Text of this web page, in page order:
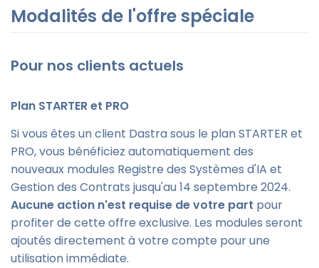
Modalités de l'offre spéciale
Pour nos clients actuels
Plan STARTER et PRO
Si vous êtes un client Dastra sous le plan STARTER et
PRO, vous bénéficiez automatiquement des
nouveaux modules Registre des Systèmes d'IA et
Gestion des Contrats jusqu'au 14 septembre 2024.
Aucune action n'est requise de votre part pour
profiter de cette offre exclusive. Les modules seront
ajoutés directement à votre compte pour une
utilisation immédiate.